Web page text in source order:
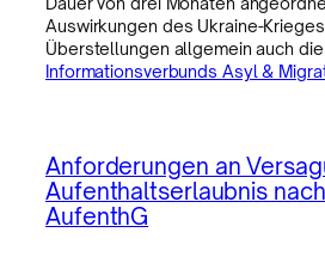
Auswirkungen des Ukraine-
Überstellungen allgemein auch die
Informationsverbunds Asyl &
Anforderungen an
Aufenthaltserlaubnis
AufenthG